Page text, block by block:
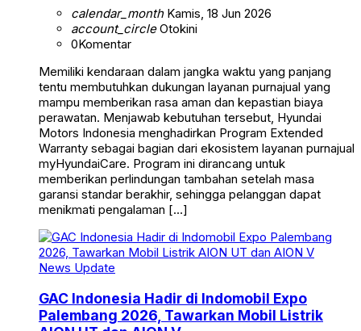
calendar_monthKamis, 18 Jun 2026
account_circleOtokini
0Komentar
Memiliki kendaraan dalam jangka waktu yang panjang
tentu membutuhkan dukungan layanan purnajual yang
mampu memberikan rasa aman dan kepastian biaya
perawatan. Menjawab kebutuhan tersebut, Hyundai
Motors Indonesia menghadirkan Program Extended
Warranty sebagai bagian dari ekosistem layanan purnajual
myHyundaiCare. Program ini dirancang untuk
memberikan perlindungan tambahan setelah masa
garansi standar berakhir, sehingga pelanggan dapat
menikmati pengalaman […]
News Update
GAC Indonesia Hadir di Indomobil Expo
Palembang 2026, Tawarkan Mobil Listrik